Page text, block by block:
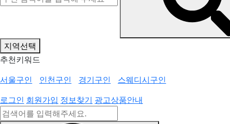
지역선택
추천키워드
서울구인
인천구인 경기구인
스웨디시구인
로그인 회원가입 정보찾기 광고상품안내